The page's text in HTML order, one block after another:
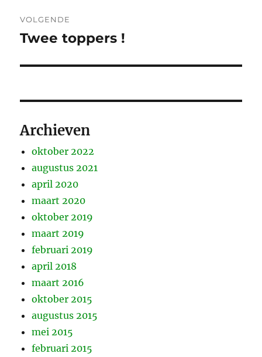
VOLGENDE
Volgend
Twee toppers !
Archieven
oktober 2022
augustus 2021
april 2020
maart 2020
oktober 2019
maart 2019
februari 2019
april 2018
maart 2016
oktober 2015
augustus 2015
mei 2015
februari 2015